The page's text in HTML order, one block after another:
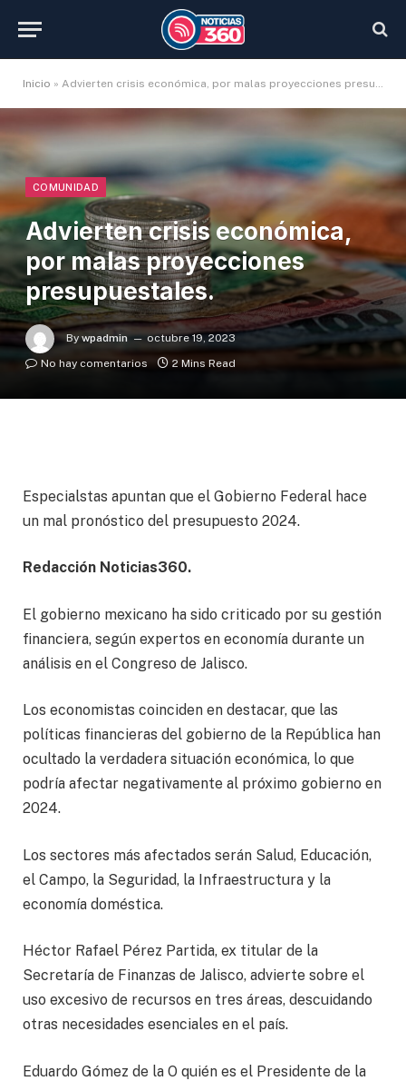
Inicio » Advierten crisis económica, por malas proyecciones presupuestales.
COMUNIDAD
Advierten crisis económica,
por malas proyecciones
presupuestales.
By wpadmin
octubre 19, 2023
No hay comentarios
2 Mins Read
Especialstas apuntan que el Gobierno Federal hace
un mal pronóstico del presupuesto 2024.
Redacción Noticias360.
El gobierno mexicano ha sido criticado por su gestión
financiera, según expertos en economía durante un
análisis en el Congreso de Jalisco.
Los economistas coinciden en destacar, que las
políticas financieras del gobierno de la República han
ocultado la verdadera situación económica, lo que
podría afectar negativamente al próximo gobierno en
2024.
Los sectores más afectados serán Salud, Educación,
el Campo, la Seguridad, la Infraestructura y la
economía doméstica.
Héctor Rafael Pérez Partida, ex titular de la
Secretaría de Finanzas de Jalisco, advierte sobre el
uso excesivo de recursos en tres áreas, descuidando
otras necesidades esenciales en el país.
Eduardo Gómez de la O quién es el Presidente de la